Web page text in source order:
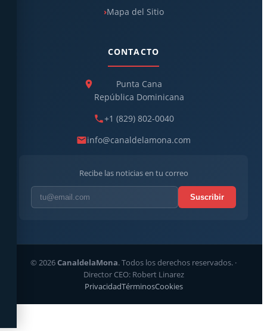
Mapa del Sitio
CONTACTO
Punta Cana
República Dominicana
+1 (829) 802-0040
info@canaldelamona.com
Recibe las noticias en tu correo
Suscribir
© 2026CanaldelaMona. Todos los derechos reservados. ·
Director CEO: Robert Linarez
PrivacidadTérminosCookies